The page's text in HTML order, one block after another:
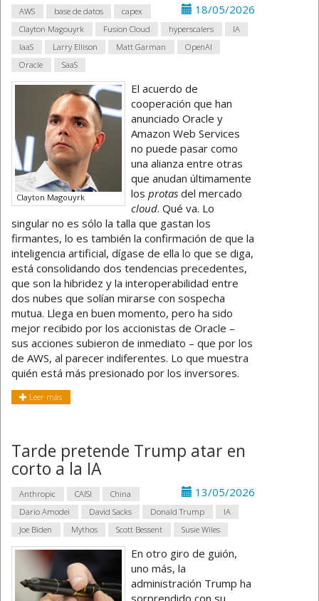
18/05/2026
AWS base de datos
capex
Clayton Magouyrk
Fusion Cloud hyperscalers
IA
IaaS
Larry Ellison Matt Garman
OpenAI
Oracle
SaaS
Clayton Magouyrk
El acuerdo de
cooperación que han
anunciado Oracle y
Amazon Web Services
no puede pasar como
una alianza entre otras
que anudan últimamente
los protas del mercado
cloud. Qué va. Lo
singular no es sólo la talla que gastan los
firmantes, lo es también la confirmación de que la
inteligencia artificial, dígase de ella lo que se diga,
está consolidando dos tendencias precedentes,
que son la hibridez y la interoperabilidad entre
dos nubes que solían mirarse con sospecha
mutua. Llega en buen momento, pero ha sido
mejor recibido por los accionistas de Oracle –
sus acciones subieron de inmediato – que por los
de AWS, al parecer indiferentes. Lo que muestra
quién está más presionado por los inversores.
Leer más
Tarde pretende Trump atar en
corto a la IA
13/05/2026
Anthropic CAISI
China
Dario Amodei
David Sacks Donald Trump
IA
Joe Biden
Mythos Scott Bessent Susie Wiles
En otro giro de guión,
uno más, la
administración Trump ha
sorprendido con su